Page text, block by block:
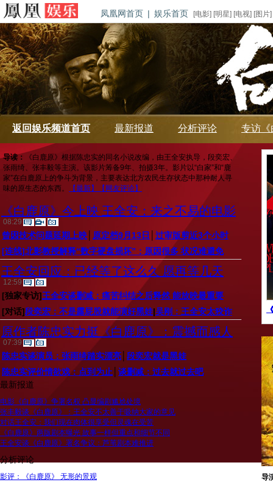
凤凰网首页 | 娱乐首页 [电影] [明星] [电视] [图片]
返回娱乐频道首页 最新报道 分析评论 专访《
导读：
《白鹿原》根据陈忠实的同名小说改编，由王全安执导，段奕宏、
张雨绮、张丰毅等主演。该影片筹备9年、拍摄3年。影片以“白家”和“鹿
家”在白鹿原上的争斗为背景，主要表达北方农民生存状态中那种耐人寻
味的原生态的东西。
【最新】 【网友评论】
《白鹿原》今上映 王全安：来之不易的电影
08:29
曾因技术问题延期上映 原定档9月13日
过审版剪近3个小时
[连线]北影教授解释“数字硬盘损坏”：原因很多 状况难避免
王全安回应：已经等了这么久 愿再等几天
12:59
[独家专访]王全安谈删减：痛苦纠结之后释然 能放映最重要
[对话]段奕宏：不是露屁股就能演好黑娃|吴刚：王全安太狡诈
原作者陈忠实力挺《白鹿原》：震撼而感人
07:39
陈忠实谈演员：张雨绮踏实漂亮 段奕宏就是黑娃
陈忠实评价情欲戏：点到为止
谈删减：过去就过去吧
最新报道
电影《白鹿原》争署名权 凸显编剧尴尬处境
张丰毅谈《白鹿原》：王全安不太善于吸纳大家的意见
对话王全安：我们现在肉体很享受但灵魂在受苦
《白鹿原》两版剧本曝光 故事一样但重点和细节不同
王全安谈《白鹿原》署名争议：芦苇剧本难推进
分析评论
影评：《白鹿原》 无形的景观
导